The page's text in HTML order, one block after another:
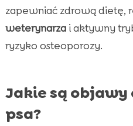
zapewniać zdrową dietę,
weterynarzai aktywny
ryzyko osteoporozy.
Jakie są
psa?